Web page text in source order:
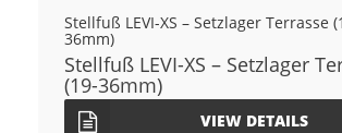
Stellfuß LEVI-XS – Setzlager Terrasse
36mm)
Stellfuß LEVI-XS – Setzlager
(19-36mm)
VIEW DETAILS